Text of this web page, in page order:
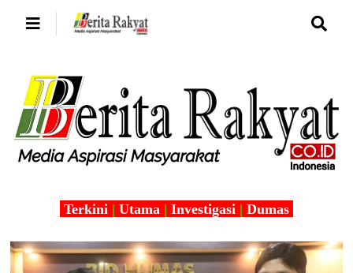
Terkini | Utama | Investigasi | Dumas